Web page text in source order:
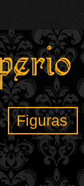
Figuras